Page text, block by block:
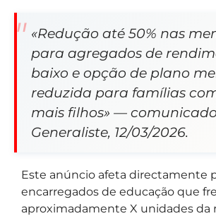
«Redução até 50% nas
para agregados de
baixo e opção de plano
reduzida para famílias
mais filhos» — comunicado
Generaliste, 12/03/2026.
Este anúncio afeta directamente
encarregados de educação que
aproximadamente X unidades da